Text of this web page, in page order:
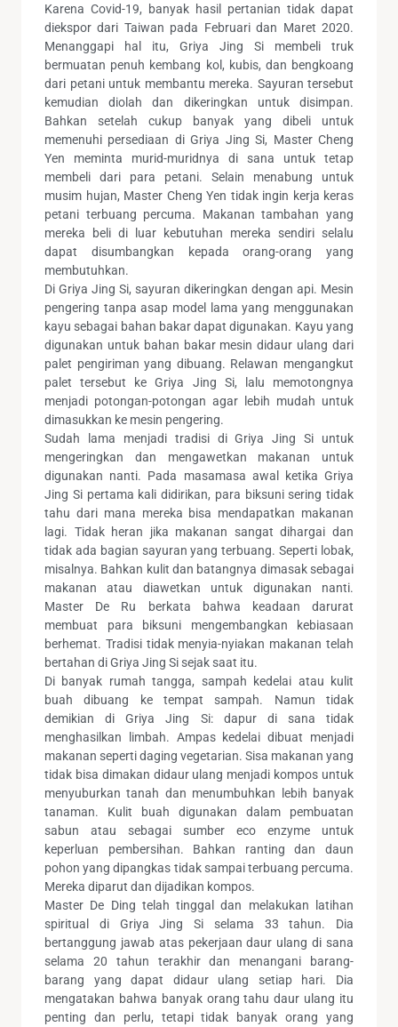
Karena Covid-19, banyak hasil pertanian tidak dapat
diekspor dari Taiwan pada Februari dan Maret 2020.
Menanggapi hal itu, Griya Jing Si membeli truk
bermuatan penuh kembang kol, kubis, dan bengkoang
dari petani untuk membantu mereka. Sayuran tersebut
kemudian diolah dan dikeringkan untuk disimpan.
Bahkan setelah cukup banyak yang dibeli untuk
memenuhi persediaan di Griya Jing Si, Master Cheng
Yen meminta murid-muridnya di sana untuk tetap
membeli dari para petani. Selain menabung untuk
musim hujan, Master Cheng Yen tidak ingin kerja keras
petani terbuang percuma. Makanan tambahan yang
mereka beli di luar kebutuhan mereka sendiri selalu
dapat disumbangkan kepada orang-orang yang
membutuhkan.
Di Griya Jing Si, sayuran dikeringkan dengan api. Mesin
pengering tanpa asap model lama yang menggunakan
kayu sebagai bahan bakar dapat digunakan. Kayu yang
digunakan untuk bahan bakar mesin didaur ulang dari
palet pengiriman yang dibuang. Relawan mengangkut
palet tersebut ke Griya Jing Si, lalu memotongnya
menjadi potongan-potongan agar lebih mudah untuk
dimasukkan ke mesin pengering.
Sudah lama menjadi tradisi di Griya Jing Si untuk
mengeringkan dan mengawetkan makanan untuk
digunakan nanti. Pada masamasa awal ketika Griya
Jing Si pertama kali didirikan, para biksuni sering tidak
tahu dari mana mereka bisa mendapatkan makanan
lagi. Tidak heran jika makanan sangat dihargai dan
tidak ada bagian sayuran yang terbuang. Seperti lobak,
misalnya. Bahkan kulit dan batangnya dimasak sebagai
makanan atau diawetkan untuk digunakan nanti.
Master De Ru berkata bahwa keadaan darurat
membuat para biksuni mengembangkan kebiasaan
berhemat. Tradisi tidak menyia-nyiakan makanan telah
bertahan di Griya Jing Si sejak saat itu.
Di banyak rumah tangga, sampah kedelai atau kulit
buah dibuang ke tempat sampah. Namun tidak
demikian di Griya Jing Si: dapur di sana tidak
menghasilkan limbah. Ampas kedelai dibuat menjadi
makanan seperti daging vegetarian. Sisa makanan yang
tidak bisa dimakan didaur ulang menjadi kompos untuk
menyuburkan tanah dan menumbuhkan lebih banyak
tanaman. Kulit buah digunakan dalam pembuatan
sabun atau sebagai sumber eco enzyme untuk
keperluan pembersihan. Bahkan ranting dan daun
pohon yang dipangkas tidak sampai terbuang percuma.
Mereka diparut dan dijadikan kompos.
Master De Ding telah tinggal dan melakukan latihan
spiritual di Griya Jing Si selama 33 tahun. Dia
bertanggung jawab atas pekerjaan daur ulang di sana
selama 20 tahun terakhir dan menangani barang-
barang yang dapat didaur ulang setiap hari. Dia
mengatakan bahwa banyak orang tahu daur ulang itu
penting dan perlu, tetapi tidak banyak orang yang